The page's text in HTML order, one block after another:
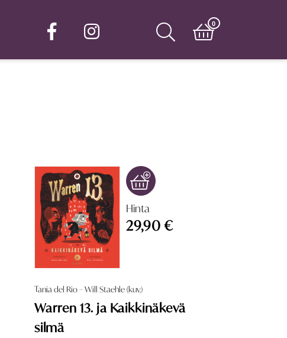
0
Hinta
29,90 €
Tania del Rio – Will Staehle (kuv.)
Warren 13. ja Kaikkinäkevä
silmä